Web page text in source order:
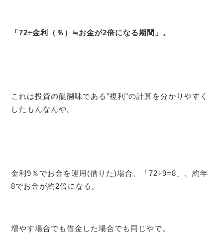
「72÷金利（％）≒お金が2倍になる期間」。
これは投資の醍醐味である”複利”の計算を分かりやすく
したもんなんや。
金利9％でお金を運用(借りた)場合、「72÷9=8」、約年
8でお金が約2倍になる。
増やす場合でも借金した場合でも同じやで。